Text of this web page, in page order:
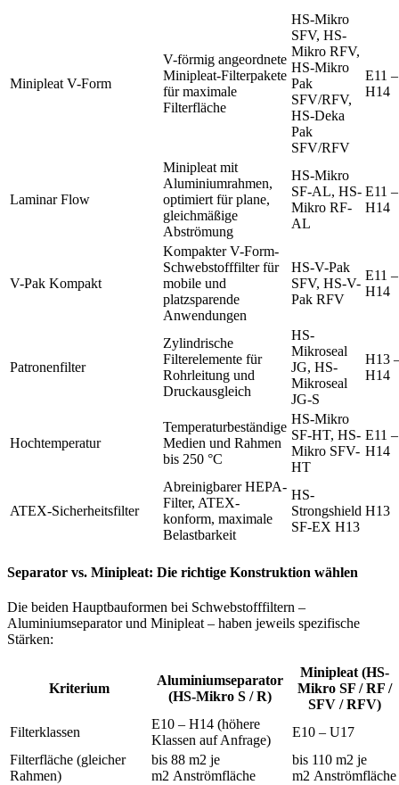
Minipleat V-Form
V-förmig angeordnete
Minipleat-Filterpakete
für maximale
Filterfläche
HS-Mikro
SFV, HS-
Mikro RFV,
HS-Mikro
Pak
SFV/RFV,
HS-Deka
Pak
SFV/RFV
E11 –
H14
Laminar Flow
Minipleat mit
Aluminiumrahmen,
optimiert für plane,
gleichmäßige
Abströmung
HS-Mikro
SF-AL, HS-
Mikro RF-
AL
E11 –
H14
V-Pak Kompakt
Kompakter V-Form-
Schwebstofffilter für
mobile und
platzsparende
Anwendungen
HS-V-Pak
SFV, HS-V-
Pak RFV
E11 –
H14
Patronenfilter
Zylindrische
Filterelemente für
Rohrleitung und
Druckausgleich
HS-
Mikroseal
JG, HS-
Mikroseal
JG-S
H13
H14
Hochtemperatur
Temperaturbeständige
Medien und Rahmen
bis 250 °C
HS-Mikro
SF-HT, HS-
Mikro SFV-
HT
E11 –
H14
ATEX-Sicherheitsfilter
Abreinigbarer HEPA-
Filter, ATEX-
konform, maximale
Belastbarkeit
HS-
Strongshield
SF-EX H13
H13
Separator vs. Minipleat: Die richtige Konstruktion wählen
Die beiden Hauptbauformen bei Schwebstofffiltern –
Aluminiumseparator und Minipleat – haben jeweils spezifische
Stärken:
Kriterium
Aluminiumseparator
(HS-Mikro S / R)
Minipleat (HS-
Mikro SF / RF /
SFV / RFV)
Filterklassen
E10 – H14 (höhere
Klassen auf Anfrage)
E10 – U17
Filterfläche (gleicher
Rahmen)
bis 88 m2 je
m2 Anströmfläche
bis 110 m2 je
m2 Anströmfläche